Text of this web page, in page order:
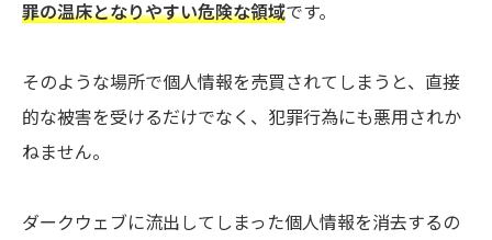
罪の温床となりやすい危険な領域です。
そのような場所で個人情報を売買されてしまうと、直接
的な被害を受けるだけでなく、犯罪行為にも悪用されか
ねません。
ダークウェブに流出してしまった個人情報を消去するの